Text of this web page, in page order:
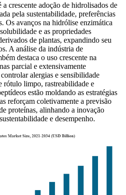
crescente adoção de hidrolisados ​​de
pela sustentabilidade, preferências
Os avanços na hidrólise enzimática
e as propriedades
de plantas, expandindo seu
A análise da indústria de
destaca o uso crescente na
parcial e extensivamente
alergias e sensibilidade
rótulo limpo, rastreabilidade e
estão moldando as estratégias
reforçam coletivamente a previsão
proteínas, alinhando a inovação
e desempenho.